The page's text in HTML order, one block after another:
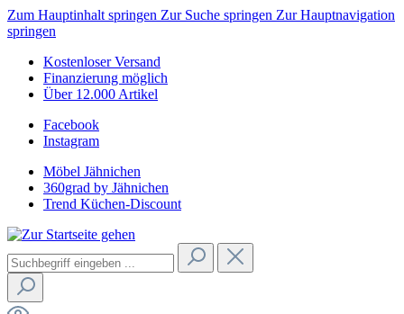
Zum Hauptinhalt springen Zur Suche springen Zur Hauptnavigation
springen
Kostenloser Versand
Finanzierung möglich
Über 12.000 Artikel
Facebook
Instagram
Möbel Jähnichen
360grad by Jähnichen
Trend Küchen-Discount